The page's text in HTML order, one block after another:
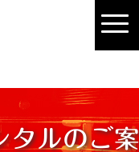
タルのご案